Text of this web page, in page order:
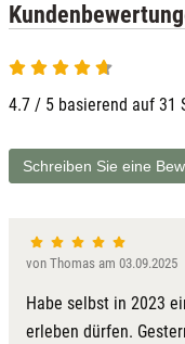
4.7 / 5 basierend auf 31
Schreiben Sie eine
von Thomas am 03.09.2025
Habe selbst in 2023
erleben dürfen.